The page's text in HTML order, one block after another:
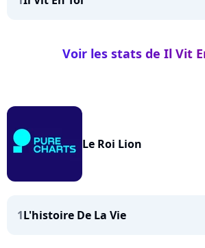
Voir les stats de Il Vit
Le Roi Lion
1L'histoire De La Vie